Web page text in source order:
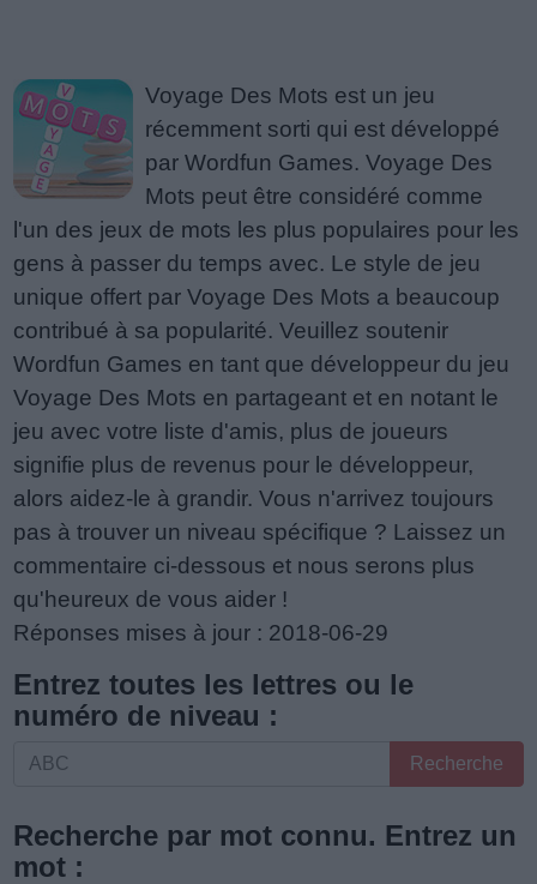
Voyage Des Mots est un jeu
récemment sorti qui est développé
par Wordfun Games. Voyage Des
Mots peut être considéré comme
l'un des jeux de mots les plus populaires pour les
gens à passer du temps avec. Le style de jeu
unique offert par Voyage Des Mots a beaucoup
contribué à sa popularité. Veuillez soutenir
Wordfun Games en tant que développeur du jeu
Voyage Des Mots en partageant et en notant le
jeu avec votre liste d'amis, plus de joueurs
signifie plus de revenus pour le développeur,
alors aidez-le à grandir. Vous n'arrivez toujours
pas à trouver un niveau spécifique ? Laissez un
commentaire ci-dessous et nous serons plus
qu'heureux de vous aider !
Réponses mises à jour : 2018-06-29
Entrez toutes les lettres ou le
numéro de niveau :
Entrez
les
lettres
Recherche
Recherche par mot connu. Entrez un
mot :